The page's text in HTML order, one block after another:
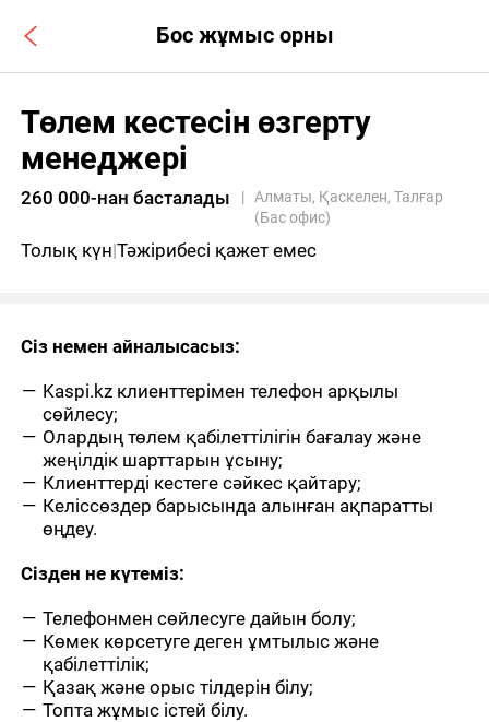
Бос жұмыс орны
Төлем кестесін өзгерту
менеджері
260 000-нан басталады |
Алматы, Қаскелен, Талғар
(Бас офис)
Толық күн|Тәжірибесі қажет емес
Сіз немен айналысасыз:
Kaspi.kz клиенттерімен телефон арқылы
сөйлесу;
Олардың төлем қабілеттілігін бағалау және
жеңілдік шарттарын ұсыну;
Клиенттерді кестеге сәйкес қайтару;
Келіссөздер барысында алынған ақпаратты
өңдеу.
Сізден не күтеміз:
Телефонмен сөйлесуге дайын болу;
Көмек көрсетуге деген ұмтылыс және
қабілеттілік;
Қазақ және орыс тілдерін білу;
Топта жұмыс істей білу.